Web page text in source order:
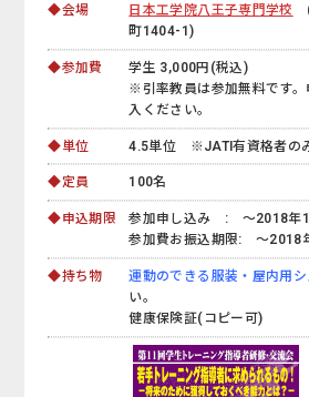
◆会場 日本工学院八王子専門学校
(
町1404-1)
◆参加費
学生 3,000円(税込)
※引率教員は参加無料です。
入ください。
◆単位 4.5単位 ※JATI有資格者の
◆定員 100名
◆申込期限
参加申し込み : ～2018年
参加費お振込期限: ～2018
◆持ち物 運動のできる服装・屋内用シ
い。
健康保険証(コピー可)